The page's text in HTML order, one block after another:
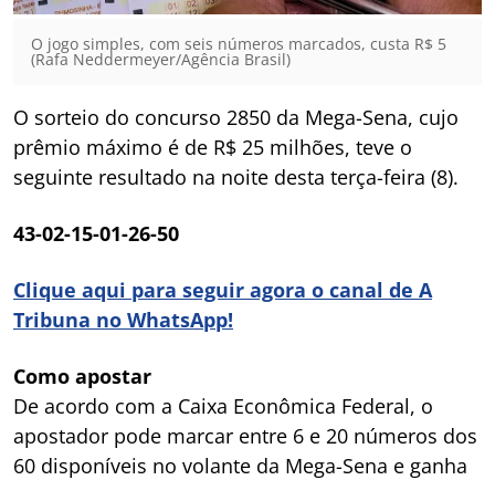
O jogo simples, com seis números marcados, custa R$ 5
(Rafa Neddermeyer/Agência Brasil)
O sorteio do concurso 2850 da Mega-Sena, cujo
prêmio máximo é de R$ 25 milhões, teve o
seguinte resultado na noite desta terça-feira (8).
43-02-15-01-26-50
Clique aqui para seguir agora o canal de A
Tribuna no WhatsApp!
Como apostar
De acordo com a Caixa Econômica Federal, o
apostador pode marcar entre 6 e 20 números dos
60 disponíveis no volante da Mega-Sena e ganha